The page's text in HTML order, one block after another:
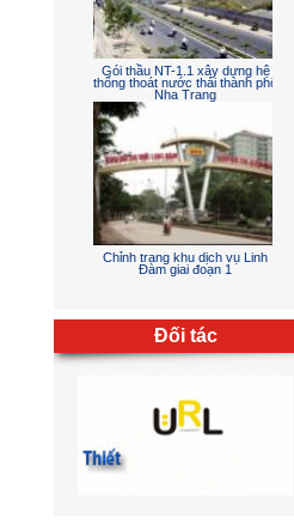
Gói thầu NT-1.1 xây dựng hệ
thống thoát nước thải thành phố
Chỉnh trang khu dịch vụ Linh
Đối tác